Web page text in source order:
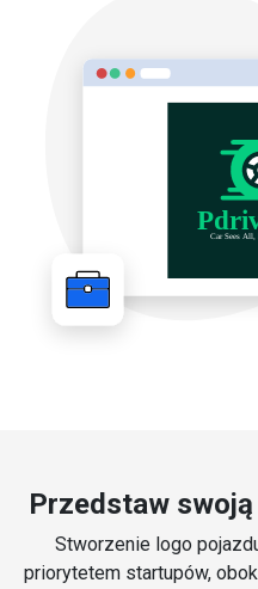
Przedstaw
Stworzenie logo
priorytetem startupów,